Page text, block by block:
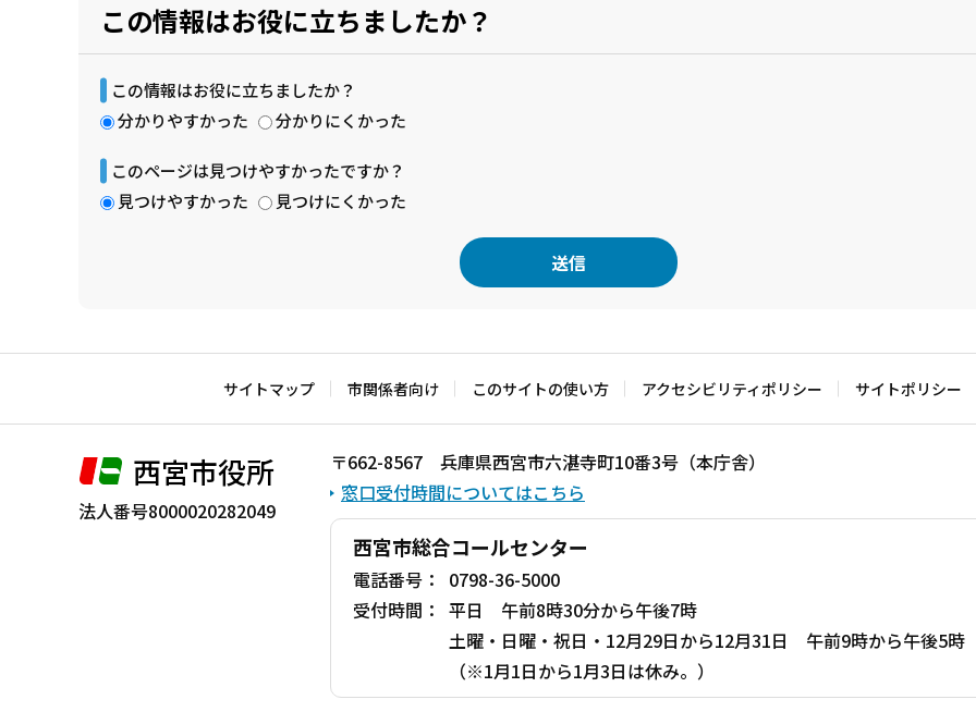
この情報はお役に立ちましたか？
この情報はお役に立ちましたか？
分かりやすかった
分かりにくかった
このページは見つけやすかったですか？
見つけやすかった
見つけにくかった
文
で
サイトマップ 市関係者向け このサイトの使い方 アクセシビリティポリシー サイトポリシー
西宮市役所
法人番号8000020282049
〒662-8567 兵庫県西宮市六湛寺町10番3号（本庁舎）
窓口受付時間についてはこちら
西宮市総合コールセンター
電話番号：
0798-36-5000
受付時間： 平日 午前8時30分から午後7時
土曜・日曜・祝日・12月29日から12月31日 午前9時から午後5時
（※1月1日から1月3日は休み。）